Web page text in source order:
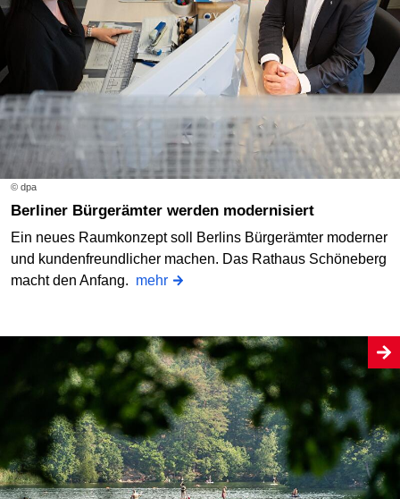
© dpa
Berliner Bürgerämter werden modernisiert
Ein neues Raumkonzept soll Berlins Bürgerämter moderner
und kundenfreundlicher machen. Das Rathaus Schöneberg
macht den Anfang. mehr